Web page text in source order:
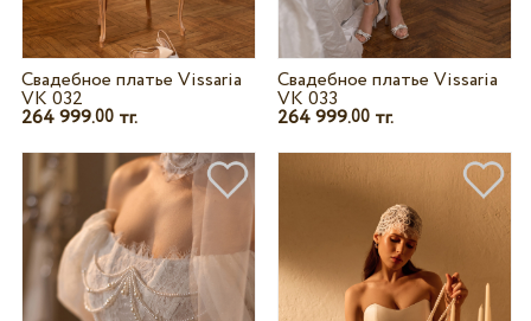
Свадебное платье Vissaria
VK 032
264 999.00тг.
Свадебное платье Vissaria
VK 033
264 999.00 тг.